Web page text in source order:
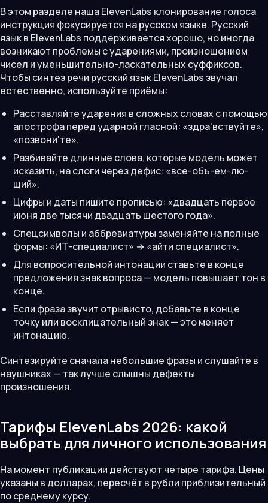
В этом разделе наша ElevenLabs клонирование голоса
инструкция фокусируется на русском языке. Русский
язык в ElevenLabs поддерживается хорошо, но иногда
возникают проблемы с ударениями, произношением
чисел и уменьшительно-ласкательных суффиксов.
Чтобы синтез речи русский язык ElevenLabs звучал
естественно, используйте приёмы:
Расставляйте ударения в сложных словах с помощью
апострофа перед ударной гласной: «здра'вствуйте»,
«позвони'те».
Разбивайте длинные слова, которые модель может
исказить, на слоги через дефис: «все-объ-ем-лю-
щий».
Цифры и даты пишите прописью: «двадцать первое
июня две тысячи двадцать шестого года».
Спецсимволы и аббревиатуры заменяйте на полные
формы: «ИТ-специалист» → «айти специалист».
Для вопросительной интонации ставьте в конце
предложения знак вопроса — модель повышает тон в
конце.
Если фраза звучит отрывисто, добавьте в конце
точку или восклицательный знак — это меняет
интонацию.
Синтезируйте сначала небольшие фразы и слушайте в
наушниках — так лучше слышны дефекты
произношения.
Тарифы ElevenLabs 2026: какой
выбрать для личного использования
На момент публикации действуют четыре тарифа. Цены
указаны в долларах, пересчёт в рубли приблизительный
по среднему курсу.